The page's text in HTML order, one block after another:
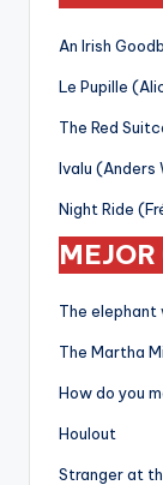
An Irish
Le Pupille
The Red
Ivalu (Anders
Night Ride
The elephant
The Martha
How do you
Houlout
Stranger at